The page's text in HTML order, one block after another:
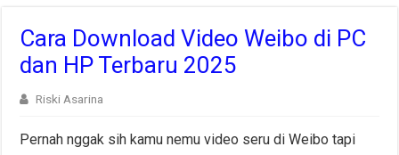
Cara Download Video Weibo di PC
dan HP Terbaru 2025
Riski Asarina
Pernah nggak sih kamu nemu video seru di Weibo tapi